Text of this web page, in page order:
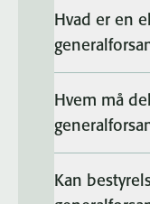
Hvad er en
Hvem må
Kan